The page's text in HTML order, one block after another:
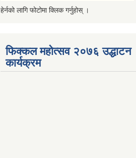
हेर्नको लागि फोटोमा क्लिक गर्नुहोस् ।
फिक्कल महोत्सव २०७६ उद्धाटन
कार्यक्रम